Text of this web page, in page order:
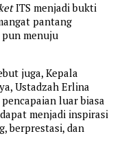
ITS menjadi bukti
pantang
menuju
juga, Kepala
Ustadzah Erlina
luar biasa
menjadi inspirasi
berprestasi, dan